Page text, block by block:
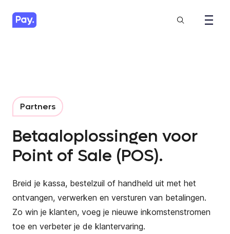
Partners
Betaaloplossingen voor
Point of Sale (POS).
Breid je kassa, bestelzuil of handheld uit met het
ontvangen, verwerken en versturen van betalingen.
Zo win je klanten, voeg je nieuwe inkomstenstromen
toe en verbeter je de klantervaring.